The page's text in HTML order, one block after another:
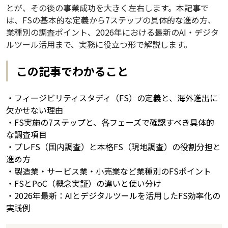
とが、その後の事業成功を大きく左右します。本記事で
は、FSの基本的な定義から7ステップの具体的な進め方、
業種別の調査ポイント、2026年における最新のAI・デジタ
ルツール活用まで、実務に役立つ形で解説します。
この記事でわかること
・フィージビリティスタディ（FS）の定義と、海外進出に
欠かせない理由
・FS実施の7ステップと、各フェーズで確認すべき具体的
な調査項目
・プレFS（国内調査）と本格FS（現地調査）の役割分担と
進め方
・製造業・サービス業・小売業など業種別のFSポイント
・FSとPoC（概念実証）の違いと使い分け
・2026年最新：AIとデジタルツールを活用したFS効率化の
実践例